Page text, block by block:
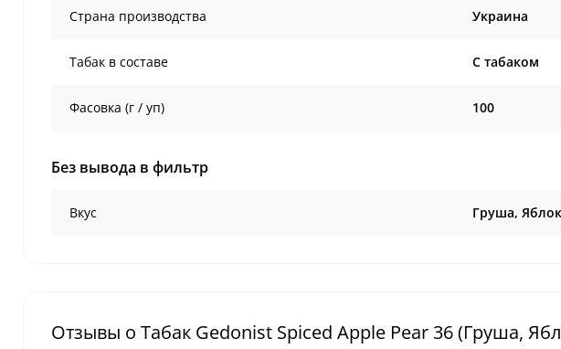
Страна производства Украина
Табак в составе C табаком
Фасовка (г / уп) 100
Без вывода в фильтр
Вкус Груша,
Отзывы о Табак Gedonist Spiced Apple Pear 36 (Груша,